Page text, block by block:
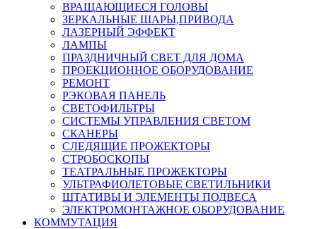
ВРАЩАЮЩИЕСЯ ГОЛОВЫ
ЗЕРКАЛЬНЫЕ ШАРЫ,ПРИВОДА
ЛАЗЕРНЫЙ ЭФФЕКТ
ЛАМПЫ
ПРАЗДНИЧНЫЙ СВЕТ ДЛЯ ДОМА
ПРОЕКЦИОННОЕ ОБОРУДОВАНИЕ
РЕМОНТ
РЭКОВАЯ ПАНЕЛЬ
СВЕТОФИЛЬТРЫ
СИСТЕМЫ УПРАВЛЕНИЯ СВЕТОМ
СКАНЕРЫ
СЛЕДЯЩИЕ ПРОЖЕКТОРЫ
СТРОБОСКОПЫ
ТЕАТРАЛЬНЫЕ ПРОЖЕКТОРЫ
УЛЬТРАФИОЛЕТОВЫЕ СВЕТИЛЬНИКИ
ШТАТИВЫ И ЭЛЕМЕНТЫ ПОДВЕСА
ЭЛЕКТРОМОНТАЖНОЕ ОБОРУДОВАНИЕ
КОММУТАЦИЯ